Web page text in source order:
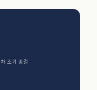
조기 종결